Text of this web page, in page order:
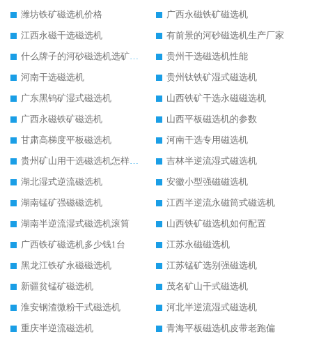
潍坊铁矿磁选机价格
广西永磁铁矿磁选机
江西永磁干选磁选机
有前景的河砂磁选机生产厂家
什么牌子的河砂磁选机选矿效果好
贵州干选磁选机性能
河南干选磁选机
贵州钛铁矿湿式磁选机
广东黑钨矿湿式磁选机
山西铁矿干选永磁磁选机
广西永磁铁矿磁选机
山西平板磁选机的参数
甘肃高梯度平板磁选机
河南干选专用磁选机
贵州矿山用干选磁选机怎样调磁
吉林半逆流湿式磁选机
湖北湿式逆流磁选机
安徽小型强磁磁选机
湖南锰矿强磁磁选机
江西半逆流永磁筒式磁选机
湖南半逆流湿式磁选机滚筒
山西铁矿磁选机如何配置
广西铁矿磁选机多少钱1台
江苏永磁磁选机
黑龙江铁矿永磁磁选机
江苏锰矿选别强磁选机
新疆贫锰矿磁选机
茂名矿山干式磁选机
淮安钢渣微粉干式磁选机
河北半逆流湿式磁选机
重庆半逆流磁选机
青海平板磁选机皮带老跑偏